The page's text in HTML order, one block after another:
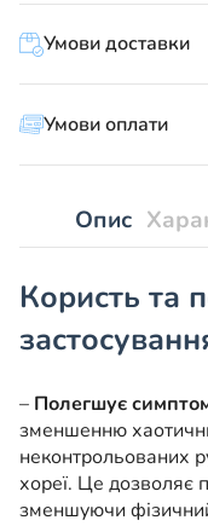
Умови доставки
Умови оплати
Опис
Користь та
– Полегшує
зменшенню
неконтрольованих
хореї. Це дозволяє
зменшуючи